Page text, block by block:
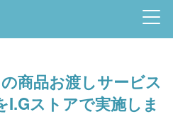
商品お渡しサービス
I.Gストアで実施しま